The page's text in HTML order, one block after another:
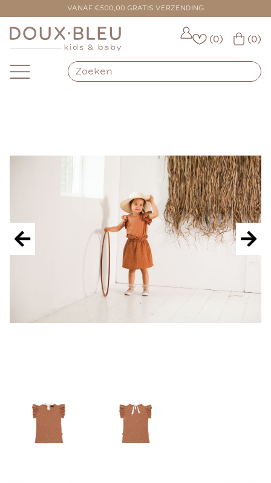
VANAF €500,00 GRATIS VERZENDING
VOOR 16:00 BESTELD = VANDAAG VERZONDEN
(0) (0)